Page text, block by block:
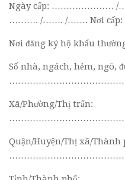
Ngày cấp: ………………… /
………. /……. /……. Nơi
Nơi đăng ký hộ khẩu
Số nhà, ngách, hẻm, ngõ,
Xã/Phường/Thị trấn:
Quận/Huyện/Thị xã/